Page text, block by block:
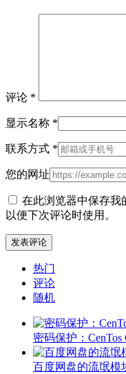
评论 *
显示名称 *
联系方式 *
您的网址
在此浏览器中保存我
以便下次评论时使用。
热门
评论
随机
密码保护：
百度网盘的流氓模